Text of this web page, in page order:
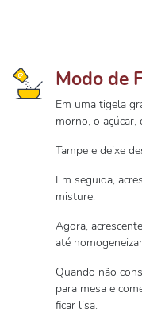
Modo de
Em uma tigela
morno, o
Tampe e deixe
Em seguida,
misture.
Agora,
até
Quando não
para mesa e
ficar lisa.